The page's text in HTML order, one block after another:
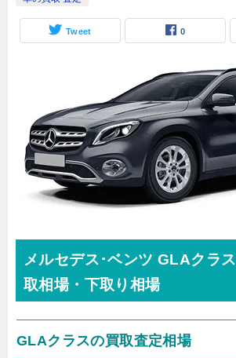
Tweet 0
メルセデス･ベンツ GLAクラス
取相場・下取り相場
GLAクラスの買取査定相場